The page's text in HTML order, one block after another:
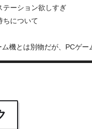
テーション欲しすぎ
ちについて
機とは別物だが、PCゲー